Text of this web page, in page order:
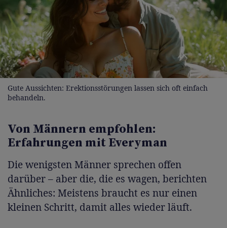
Gute Aussichten: Erektionsstörungen lassen sich oft einfach
behandeln.
Von Männern empfohlen:
Erfahrungen mit Everyman
Die wenigsten Männer sprechen offen
darüber – aber die, die es wagen, berichten
Ähnliches: Meistens braucht es nur einen
kleinen Schritt, damit alles wieder läuft.